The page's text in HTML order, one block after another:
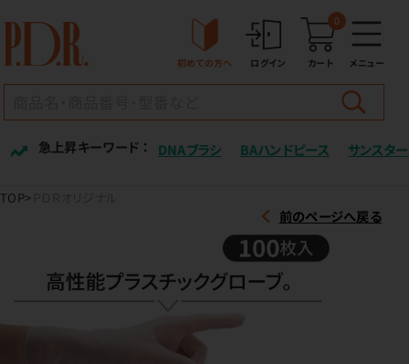
初めての方へ ログイン カート
0
メニュー
急上昇キーワード ： DNAブラシ BAハンドピース サンスター
TOP
前のページへ戻る